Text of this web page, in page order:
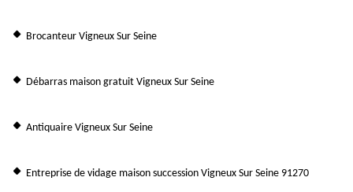
Brocanteur Vigneux Sur Seine
Débarras maison gratuit Vigneux Sur Seine
Antiquaire Vigneux Sur Seine
Entreprise de vidage maison succession Vigneux Sur Seine 91270